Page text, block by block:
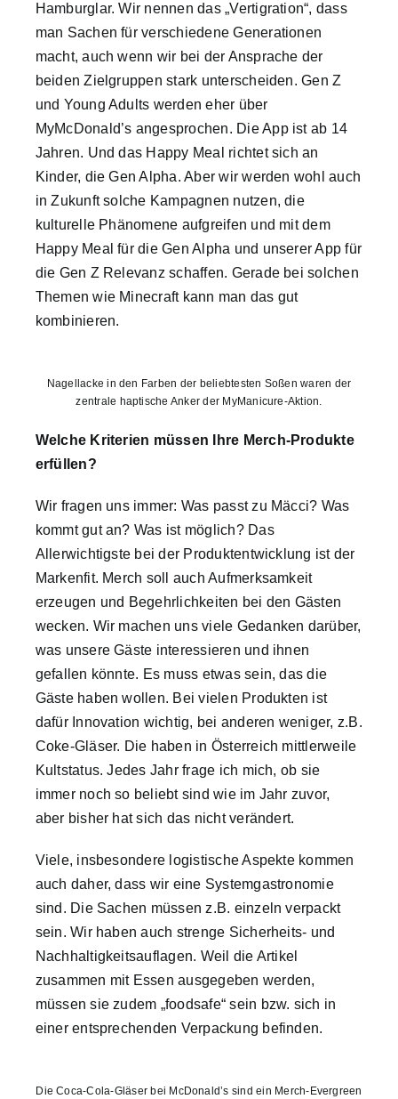
Hamburglar. Wir nennen das „Vertigration“, dass
man Sachen für verschiedene Generationen
macht, auch wenn wir bei der Ansprache der
beiden Zielgruppen stark unterscheiden. Gen Z
und Young Adults werden eher über
MyMcDonald’s angesprochen. Die App ist ab 14
Jahren. Und das Happy Meal richtet sich an
Kinder, die Gen Alpha. Aber wir werden wohl auch
in Zukunft solche Kampagnen nutzen, die
kulturelle Phänomene aufgreifen und mit dem
Happy Meal für die Gen Alpha und unserer App für
die Gen Z Relevanz schaffen. Gerade bei solchen
Themen wie Minecraft kann man das gut
kombinieren.
Nagellacke in den Farben der beliebtesten Soßen waren der
zentrale haptische Anker der MyManicure-Aktion.
Welche Kriterien müssen Ihre Merch-Produkte
erfüllen?
Wir fragen uns immer: Was passt zu Mäcci? Was
kommt gut an? Was ist möglich? Das
Allerwichtigste bei der Produktentwicklung ist der
Markenfit. Merch soll auch Aufmerksamkeit
erzeugen und Begehrlichkeiten bei den Gästen
wecken. Wir machen uns viele Gedanken darüber,
was unsere Gäste interessieren und ihnen
gefallen könnte. Es muss etwas sein, das die
Gäste haben wollen. Bei vielen Produkten ist
dafür Innovation wichtig, bei anderen weniger, z.B.
Coke-Gläser. Die haben in Österreich mittlerweile
Kultstatus. Jedes Jahr frage ich mich, ob sie
immer noch so beliebt sind wie im Jahr zuvor,
aber bisher hat sich das nicht verändert.
Viele, insbesondere logistische Aspekte kommen
auch daher, dass wir eine Systemgastronomie
sind. Die Sachen müssen z.B. einzeln verpackt
sein. Wir haben auch strenge Sicherheits- und
Nachhaltigkeitsauflagen. Weil die Artikel
zusammen mit Essen ausgegeben werden,
müssen sie zudem „foodsafe“ sein bzw. sich in
einer entsprechenden Verpackung befinden.
Die Coca-Cola-Gläser bei McDonald’s sind ein Merch-Evergreen